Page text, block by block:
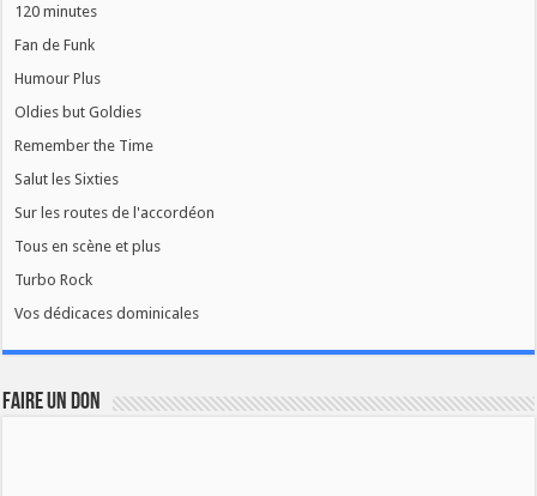
120 minutes
Fan de Funk
Humour Plus
Oldies but Goldies
Remember the Time
Salut les Sixties
Sur les routes de l'accordéon
Tous en scène et plus
Turbo Rock
Vos dédicaces dominicales
FAIRE UN DON